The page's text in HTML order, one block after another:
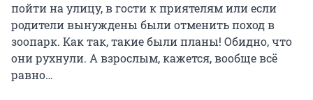
пойти на улицу, в гости к приятелям или если
родители вынуждены были отменить поход в
зоопарк. Как так, такие были планы! Обидно, что
они рухнули. А взрослым, кажется, вообще всё
равно…